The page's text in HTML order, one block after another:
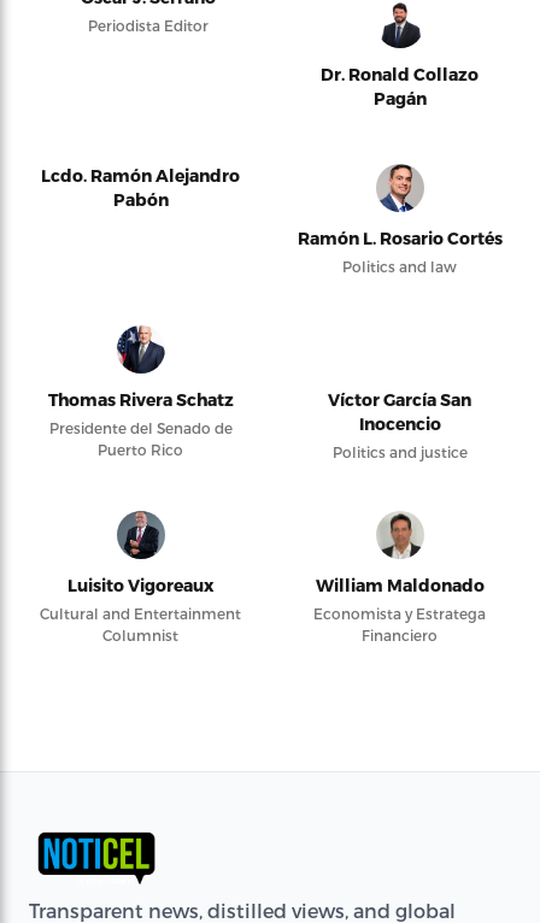
Periodista Editor
Dr. Ronald Collazo
Pagán
Lcdo. Ramón Alejandro
Pabón
Ramón L. Rosario Cortés
Politics and law
Thomas Rivera Schatz
Presidente del Senado de
Puerto Rico
Víctor García San
Inocencio
Politics and justice
Luisito Vigoreaux
Cultural and Entertainment
Columnist
William Maldonado
Economista y Estratega
Financiero
Transparent news, distilled views, and global